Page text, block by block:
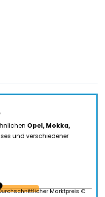
Opel, Mokka,
und verschiedener
Marktpreis €